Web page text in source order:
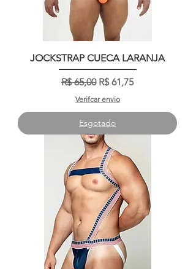
JOCKSTRAP CUECA LARANJA
Preço normal
R$ 65,00 Preço promocional
R$ 61,75
Verifcar envio
Esgotado